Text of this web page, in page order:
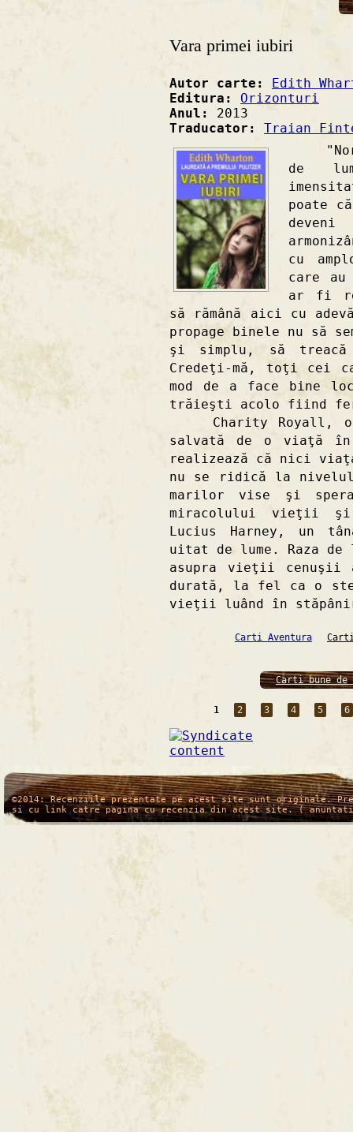
Vara primei iubiri
Autor carte:
Edith
Editura: Orizonturi
Anul: 2013
Traducator: Traian
de
poate
cu
care
ar fi
să rămână aici cu
propage binele nu să
şi simplu, să
Credeţi-mă, toţi cei
mod de a face bine
trăieşti acolo fiind
Charity Royall, o
salvată de o viaţă în
realizează că nici
nu se ridică la
marilor vise şi
miracolului vieţii
Lucius Harney, un
uitat de lume. Raza de
asupra vieţii cenuşii
durată, la fel ca o
vieţii luând în
Carti Aventura
Carti bune
1 2 3 4 5 6
/* */
©2014: Recenziile prezentate pe acest site sunt originale.
si cu link catre pagina cu recenzia din acest site. (